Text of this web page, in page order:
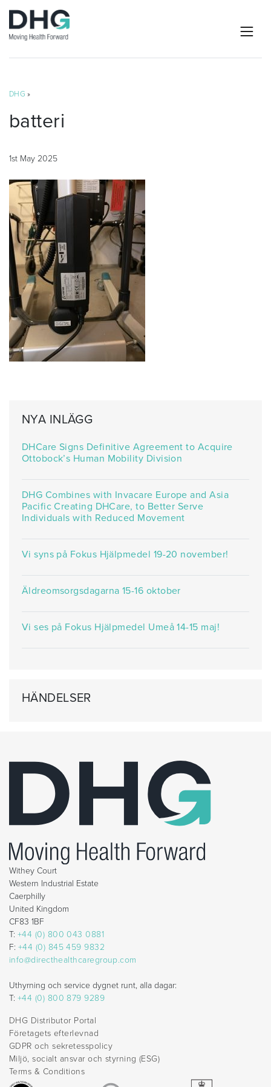
DHG »
batteri
1st May 2025
NYA INLÄGG
DHCare Signs Definitive Agreement to Acquire
Ottobock’s Human Mobility Division
DHG Combines with Invacare Europe and Asia
Pacific Creating DHCare, to Better Serve
Individuals with Reduced Movement
Vi syns på Fokus Hjälpmedel 19-20 november!
Äldreomsorgsdagarna 15-16 oktober
Vi ses på Fokus Hjälpmedel Umeå 14-15 maj!
HÄNDELSER
Withey Court
Western Industrial Estate
Caerphilly
United Kingdom
CF83 1BF
T: +44 (0) 800 043 0881
F: +44 (0) 845 459 9832
info@directhealthcaregroup.com
Uthyrning och service dygnet runt, alla dagar:
T: +44 (0) 800 879 9289
DHG Distributor Portal
Företagets efterlevnad
GDPR och sekretesspolicy
Miljö, socialt ansvar och styrning (ESG)
Terms & Conditions